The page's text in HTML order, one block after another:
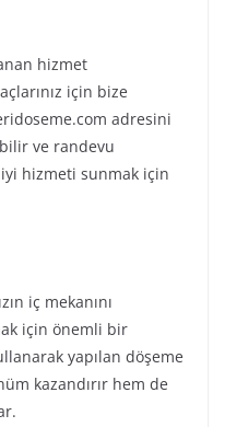
hizmet
için bize
adresini
ve randevu
hizmeti sunmak için
iç mekanını
için önemli bir
yapılan döşeme
kazandırır hem de